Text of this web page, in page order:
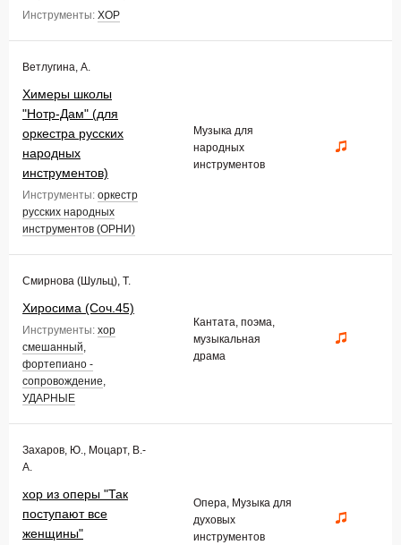
Инструменты: ХОР
Ветлугина, А.
Химеры школы
"Нотр-Дам" (для
оркестра русских
народных
инструментов)
Инструменты: оркестр
русских народных
инструментов (ОРНИ)
Музыка для
народных
инструментов
Смирнова (Шульц), Т.
Хиросима (Соч.45)
Инструменты: хор
смешанный,
фортепиано -
сопровождение,
УДАРНЫЕ
Кантата, поэма,
музыкальная
драма
Захаров, Ю., Моцарт, В.-
А.
хор из оперы "Так
поступают все
женщины"
Опера, Музыка для
духовых
инструментов